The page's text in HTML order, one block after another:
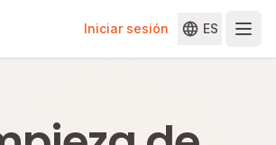
Iniciar sesión ES